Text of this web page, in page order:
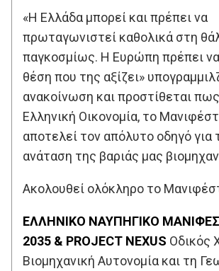
«Η Ελλάδα μπορεί και πρέπει να
πρωταγωνιστεί καθολικά στη
παγκοσμίως. Η Ευρώπη πρέπει να
θέση που της αξίζει»
ανακοίνωση και προστίθεται
Ελληνική Οικονομία, το
αποτελεί τον απόλυτο οδηγό για
ανάταση της βαριάς μας
Ακολουθεί ολόκληρο το
ΕΛΛΗΝΙΚΟ ΝΑΥΠΗΓΙΚΟ
2035 & PROJECT NEXUS Οδικός
Βιομηχανική Αυτονομία και τη